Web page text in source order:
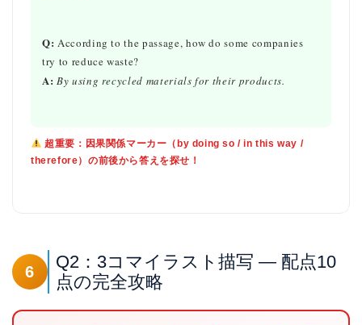
Q: According to the passage, how do some companies
try to reduce waste?
A: By using recycled materials for their products.
超重要：因果関係マーカー（by doing so / in this way /
therefore）の前後から答えを探せ！
6
Q2：3コマイラスト描写 — 配点10
点の完全攻略